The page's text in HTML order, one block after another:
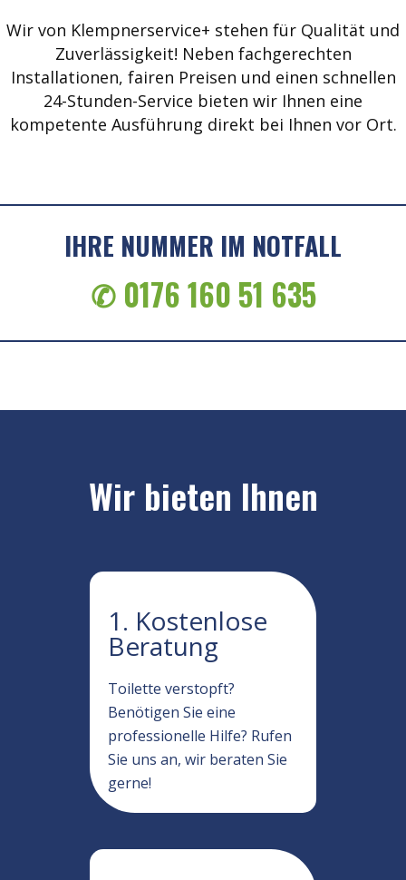
Wir von Klempnerservice+ stehen für Qualität und
Zuverlässigkeit! Neben fachgerechten
Installationen, fairen Preisen und einen schnellen
24-Stunden-Service bieten wir Ihnen eine
kompetente Ausführung direkt bei Ihnen vor Ort.
IHRE NUMMER IM NOTFALL
✆ 0176 160 51 635
Wir bieten Ihnen
1. Kostenlose
Beratung
Toilette verstopft?
Benötigen Sie eine
professionelle Hilfe? Rufen
Sie uns an, wir beraten Sie
gerne!